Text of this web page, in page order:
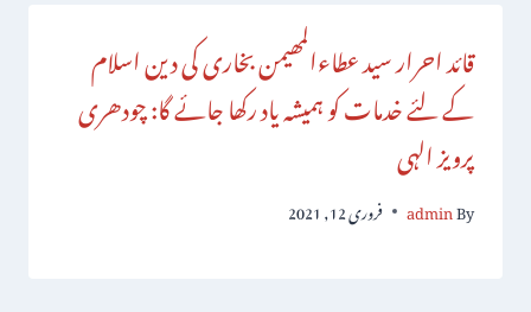
قائد احرار سید عطاءالمھیمن بخاری کی دین اسلام
کے لئے خدمات کو ہمیشہ یاد رکھا جائے گا: چودھری
پرویز الہی
By
admin فروری 12, 2021